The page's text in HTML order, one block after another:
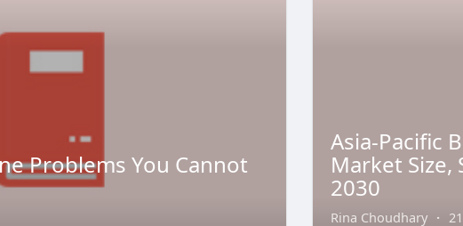
Problems You Cannot
Asia-Pacific
Market Size,
2030
Rina Choudhary ·